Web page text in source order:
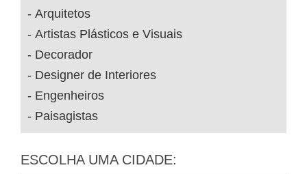
Arquitetos
Artistas Plásticos e Visuais
Decorador
Designer de Interiores
Engenheiros
Paisagistas
ESCOLHA UMA CIDADE: